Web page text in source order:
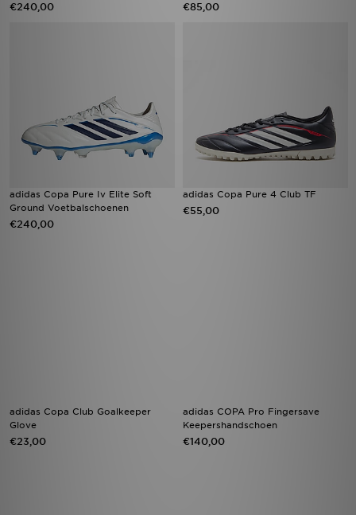
€240,00 €85,00
adidas Copa Pure Iv Elite Soft
Ground Voetbalschoenen
€240,00
adidas Copa Pure 4 Club TF
€55,00
adidas Copa Club Goalkeeper
Glove
€23,00
adidas COPA Pro Fingersave
Keepershandschoen
€140,00